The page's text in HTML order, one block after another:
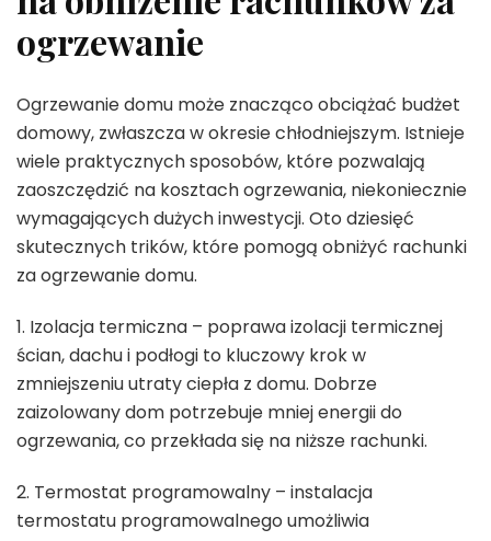
ogrzewanie
Ogrzewanie domu może znacząco obciążać budżet
domowy, zwłaszcza w okresie chłodniejszym. Istnieje
wiele praktycznych sposobów, które pozwalają
zaoszczędzić na kosztach ogrzewania, niekoniecznie
wymagających dużych inwestycji. Oto dziesięć
skutecznych trików, które pomogą obniżyć rachunki
za ogrzewanie domu.
1. Izolacja termiczna – poprawa izolacji termicznej
ścian, dachu i podłogi to kluczowy krok w
zmniejszeniu utraty ciepła z domu. Dobrze
zaizolowany dom potrzebuje mniej energii do
ogrzewania, co przekłada się na niższe rachunki.
2. Termostat programowalny – instalacja
termostatu programowalnego umożliwia